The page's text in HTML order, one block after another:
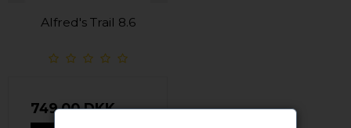
Alfred's Trail 8.6
749,00 DKK